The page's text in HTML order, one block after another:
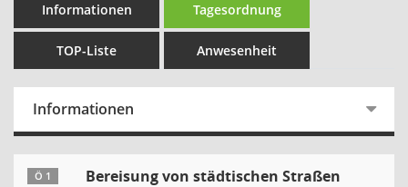
Informationen Tagesordnung
TOP-Liste Anwesenheit
Informationen
Ö 1
Bereisung von städtischen Straßen